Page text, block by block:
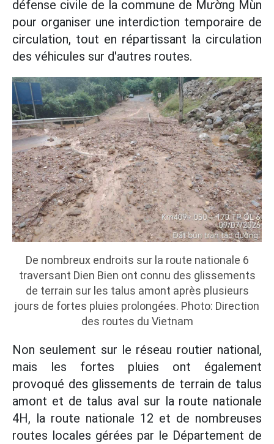
défense civile de la commune de Mường Mùn
pour organiser une interdiction temporaire de
circulation, tout en répartissant la circulation
des véhicules sur d'autres routes.
De nombreux endroits sur la route nationale 6
traversant Dien Bien ont connu des glissements
de terrain sur les talus amont après plusieurs
jours de fortes pluies prolongées. Photo: Direction
des routes du Vietnam
Non seulement sur le réseau routier national,
mais les fortes pluies ont également
provoqué des glissements de terrain de talus
amont et de talus aval sur la route nationale
4H, la route nationale 12 et de nombreuses
routes locales gérées par le Département de